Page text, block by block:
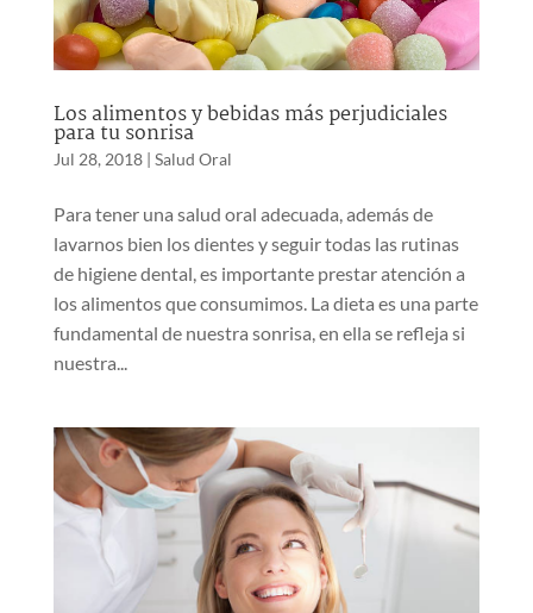
Los alimentos y bebidas más perjudiciales
para tu sonrisa
Jul 28, 2018| Salud Oral
Para tener una salud oral adecuada, además de
lavarnos bien los dientes y seguir todas las rutinas
de higiene dental, es importante prestar atención a
los alimentos que consumimos. La dieta es una parte
fundamental de nuestra sonrisa, en ella se refleja si
nuestra...